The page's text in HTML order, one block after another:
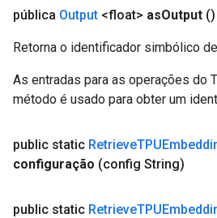
pública Output <float> asOutput ()
Retorna o identificador simbólico
As entradas para as operações do
método é usado para obter um
public static Retrieve
configuração (config String)
public static Retrieve